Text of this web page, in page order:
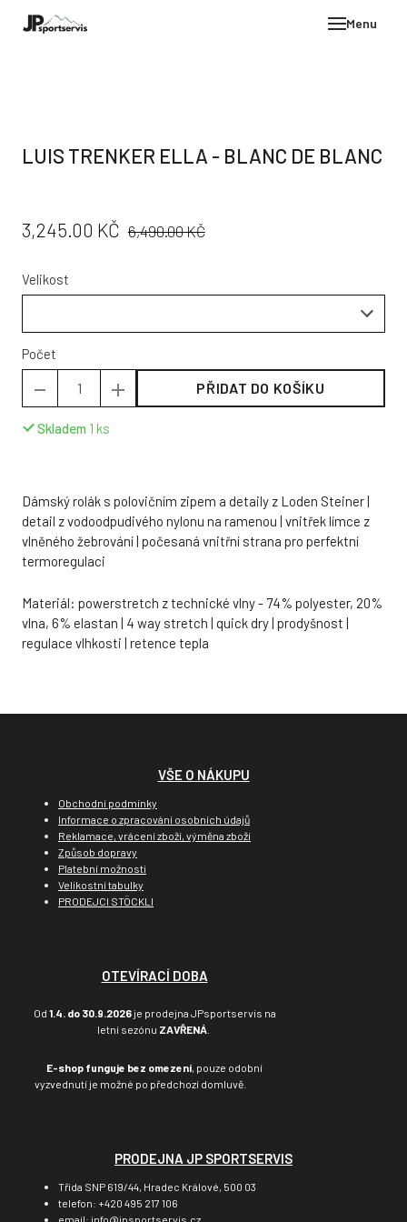
Menu
LUIS TRENKER ELLA - BLANC DE BLANC
CENA:
3,245.00 KČ PŮVODNÍ
6,490.00 KČ
Velikost
Počet
PŘIDAT DO KOŠÍKU
Skladem 1 ks
Dámský rolák s polovičním zipem a detaily z Loden Steiner |
detail z vodoodpudivého nylonu na ramenou | vnitřek límce z
vlněného žebrování | počesaná vnitřní strana pro perfektní
termoregulaci
Materiál: powerstretch z technické vlny - 74% polyester, 20%
vlna, 6% elastan | 4 way stretch | quick dry | prodyšnost |
regulace vlhkosti | retence tepla
VŠE O NÁKUPU
Obchodní podmínky
Informace o zpracování osobních údajů
Reklamace, vrácení zboží, výměna zboží
Způsob dopravy
Platební možnosti
Velikostní tabulky
PRODEJCI STÖCKLI
OTEVÍRACÍ DOBA
Od 1.4. do 30.9.2026je prodejna JPsportservis na
letní sezónu ZAVŘENÁ
E-shop funguje bez omezení , pouze odobní
vyzvednutí je možné po předchozí domluvě.
PRODEJNA JP SPORTSERVIS
Třída SNP 619/44, Hradec Králové, 500 03
telefon: +420 495 217 106
email: info@jpsportservis.cz